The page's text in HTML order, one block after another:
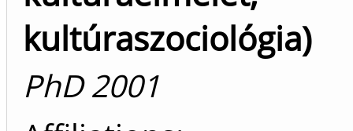
kultúraszociológia)
PhD 2001